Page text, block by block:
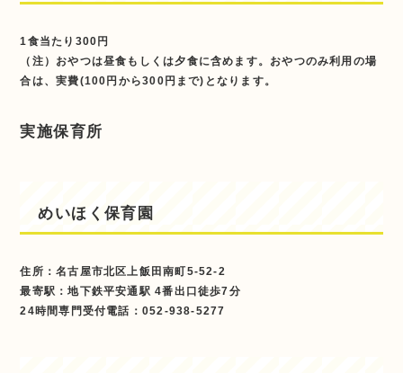
1食当たり300円
（注）おやつは昼食もしくは夕食に含めます。おやつのみ利用の場
合は、実費(100円から300円まで)となります。
実施保育所
めいほく保育園
住所：名古屋市北区上飯田南町5-52-2
最寄駅：地下鉄平安通駅 4番出口徒歩7分
24時間専門受付電話：052-938-5277